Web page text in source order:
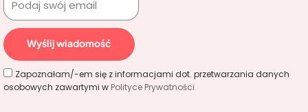
Zapoznałam/-em się z informacjami dot. przetwarzania danych
osobowych zawartymi w Polityce Prywatności
Wyślij wiadomość